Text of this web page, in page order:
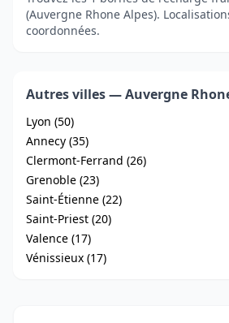
(Auvergne Rhone Alpes).
coordonnées.
Autres villes — Auvergne
Lyon (50)
Annecy (35)
Clermont-Ferrand (26)
Grenoble (23)
Saint-Étienne (22)
Saint-Priest (20)
Valence (17)
Vénissieux (17)